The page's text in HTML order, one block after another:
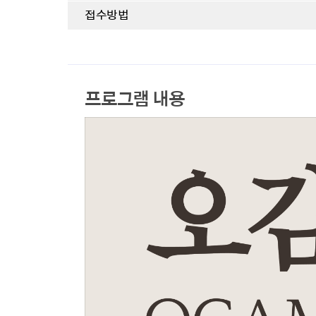
접수방법
프로그램 내용